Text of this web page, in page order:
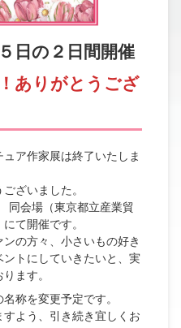
日の２日間開催
ありがとうござ
ア作家展は終了いたしま
ざいました。
同会場（東京都立産業貿
にて開催です。
の方々、小さいもの好き
トにしていきたいと、実
ます。
称を変更予定です。
よう、引き続き宜しくお